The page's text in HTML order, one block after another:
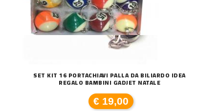
SET KIT 16 PORTACHIAVI PALLA DA BILIARDO IDEA
REGALO BAMBINI GADJET NATALE
€ 19,00